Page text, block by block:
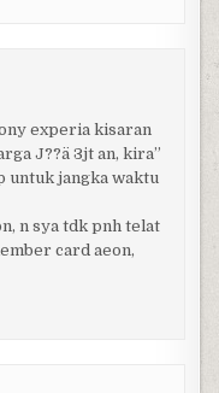
experia kisaran
J??ä 3jt an, kira”
untuk jangka waktu
n sya tdk pnh telat
card aeon,